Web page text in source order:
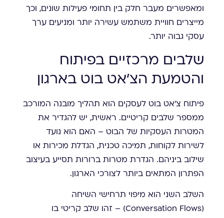
ומאפשרים מעבר חלק בין תחומי פעילות שונים, וכך
מייצרים חוויית משתמש עשירה יותר ומניעים ערך
עסקי גבוה יותר.
שלבים מרכזיים בפיתוח
והטמעת הצ'אט בוט בארגון
פיתוח צ'אט בוט לעסקים הוא תהליך מובנה המורכב
ממספר שלבים קריטיים. ראשית, יש להגדיר את
המטרות העסקיות של הבוט – האם הוא נועד
לשירות לקוחות, תמיכה טכנית, הגדלת מכירות או
שילוב ביניהם. הגדרת מטרות ברורות תסייע בעיצוב
הפתרון המתאים ביותר לצורכי הארגון.
השלב השני הוא מיפוי תרחישי השיחה
(Conversation Flows) – זהו שלב קריטי בו